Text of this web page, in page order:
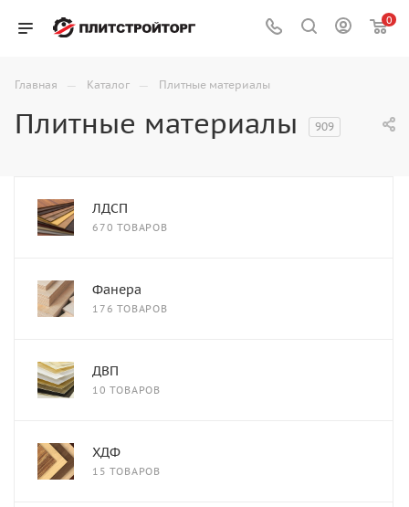
0
Главная — Каталог — Плитные материалы
Плитные материалы 909
ЛДСП
670 ТОВАРОВ
Фанера
176 ТОВАРОВ
ДВП
10 ТОВАРОВ
ХДФ
15 ТОВАРОВ